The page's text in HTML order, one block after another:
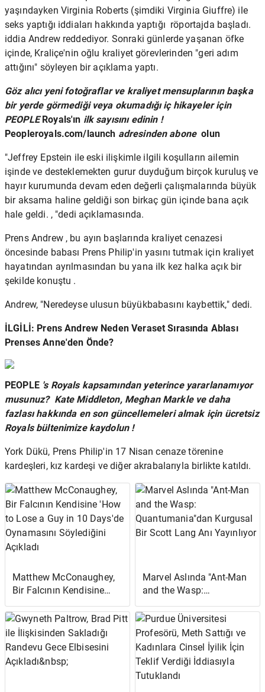
yaşındayken Virginia Roberts (şimdiki Virginia Giuffre) ile
seks yaptığı iddiaları hakkında yaptığı röportajda başladı.
iddia Andrew reddediyor. Sonraki günlerde yaşanan öfke
içinde, Kraliçe'nin oğlu kraliyet görevlerinden "geri adım
attığını" söyleyen bir açıklama yaptı.
Göz alıcı yeni fotoğraflar ve kraliyet mensuplarının başka
bir yerde görmediği veya okumadığı iç hikayeler için
PEOPLERoyals'ın ilk sayısını edinin !
Peopleroyals.com/launch adresinden aboneolun
"Jeffrey Epstein ile eski ilişkimle ilgili koşulların ailemin
işinde ve desteklemekten gurur duyduğum birçok kuruluş ve
hayır kurumunda devam eden değerli çalışmalarında büyük
bir aksama haline geldiği son birkaç gün içinde bana açık
hale geldi. , "dedi açıklamasında.
Prens Andrew , bu ayın başlarında kraliyet cenazesi
öncesinde babası Prens Philip'in yasını tutmak için kraliyet
hayatından ayrılmasından bu yana ilk kez halka açık bir
şekilde konuştu .
Andrew, "Neredeyse ulusun büyükbabasını kaybettik," dedi.
İLGİLİ: Prens Andrew Neden Veraset Sırasında Ablası
Prenses Anne'den Önde?
PEOPLE 's Royals kapsamından yeterince yararlanamıyor
musunuz? Kate Middleton, Meghan Markle ve daha
fazlası hakkında en son güncellemeleri almak için ücretsiz
Royals bültenimize kaydolun !
York Dükü, Prens Philip'in 17 Nisan cenaze törenine
kardeşleri, kız kardeşi ve diğer akrabalarıyla birlikte katıldı.
Matthew McConaughey,
Bir Falcının Kendisine
'How to Lose a Guy in 10
Days'de Oynamasını
Söylediğini Açıkladı
Marvel Aslında "Ant-Man
and the Wasp:
Quantumania"dan
Kurgusal Bir Scott Lang
Anı Yayınlıyor